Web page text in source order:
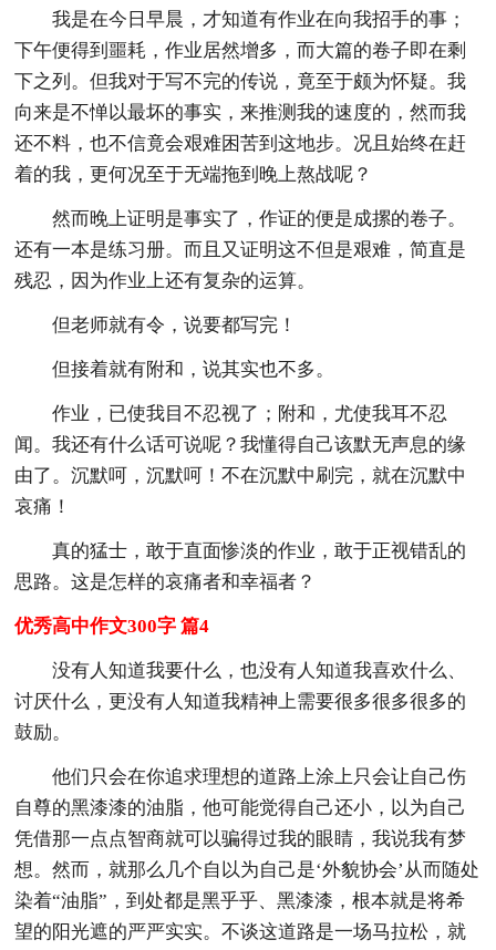
我是在今日早晨，才知道有作业在向我招手的事；
下午便得到噩耗，作业居然增多，而大篇的卷子即在剩
下之列。但我对于写不完的传说，竟至于颇为怀疑。我
向来是不惮以最坏的事实，来推测我的速度的，然而我
还不料，也不信竟会艰难困苦到这地步。况且始终在赶
着的我，更何况至于无端拖到晚上熬战呢？
然而晚上证明是事实了，作证的便是成摞的卷子。
还有一本是练习册。而且又证明这不但是艰难，简直是
残忍，因为作业上还有复杂的运算。
但老师就有令，说要都写完！
但接着就有附和，说其实也不多。
作业，已使我目不忍视了；附和，尤使我耳不忍
闻。我还有什么话可说呢？我懂得自己该默无声息的缘
由了。沉默呵，沉默呵！不在沉默中刷完，就在沉默中
哀痛！
真的猛士，敢于直面惨淡的作业，敢于正视错乱的
思路。这是怎样的哀痛者和幸福者？
优秀高中作文300字 篇4
没有人知道我要什么，也没有人知道我喜欢什么、
讨厌什么，更没有人知道我精神上需要很多很多很多的
鼓励。
他们只会在你追求理想的道路上涂上只会让自己伤
自尊的黑漆漆的油脂，他可能觉得自己还小，以为自己
凭借那一点点智商就可以骗得过我的眼睛，我说我有梦
想。然而，就那么几个自以为自己是‘外貌协会’从而随处
染着“油脂”，到处都是黑乎乎、黑漆漆，根本就是将希
望的阳光遮的严严实实。不谈这道路是一场马拉松，就